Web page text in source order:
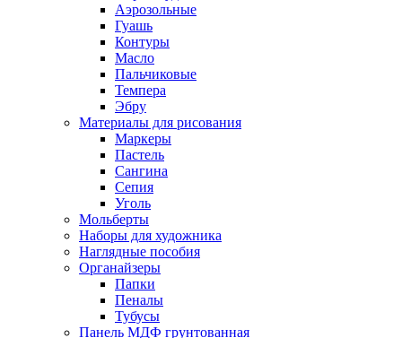
Аэрозольные
Гуашь
Контуры
Масло
Пальчиковые
Темпера
Эбру
Материалы для рисования
Маркеры
Пастель
Сангина
Сепия
Уголь
Мольберты
Наборы для художника
Наглядные пособия
Органайзеры
Папки
Пеналы
Тубусы
Панель МДФ грунтованная